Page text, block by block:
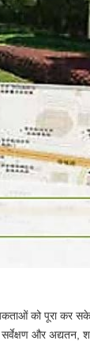
को पूरा कर
सर्वेक्षण और